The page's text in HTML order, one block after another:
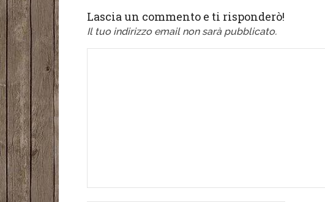
Lascia un commento e ti risponderò!
Il tuo indirizzo email non sarà pubblicato.